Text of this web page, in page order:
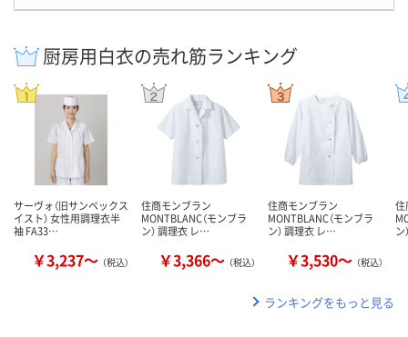
厨房用白衣の売れ筋ランキング
サーヴォ（旧サンペックス
イスト） 女性用調理衣半
袖 FA33…
￥3,237～ （税込）
住商モンブラン
MONTBLANC（モンブラ
ン） 調理衣 レ…
￥3,366～ （税込）
住商モンブラン
MONTBLANC（モンブラ
ン） 調理衣 レ…
￥3,530～ （税込）
住
ランキングをもっと見る